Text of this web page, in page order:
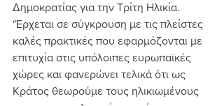
Δημοκρατίας για την Τρίτη Ηλικία.
‘Έρχεται σε σύγκρουση με τις πλείστες
καλές πρακτικές που εφαρμόζονται με
επιτυχία στις υπόλοιπες ευρωπαϊκές
χώρες και φανερώνει τελικά ότι ως
Κράτος θεωρούμε τους ηλικιωμένους